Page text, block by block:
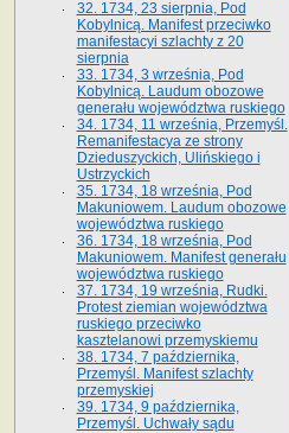
32. 1734, 23 sierpnia, Pod
Kobylnicą. Manifest przeciwko
manifestacyi szlachty z 20
sierpnia
33. 1734, 3 września, Pod
Kobylnicą. Laudum obozowe
generału województwa ruskiego
34. 1734, 11 września, Przemyśl.
Remanifestacya ze strony
Dzieduszyckich, Ulińskiego i
Ustrzyckich
35. 1734, 18 września, Pod
Makuniowem. Laudum obozowe
województwa ruskiego
36. 1734, 18 września, Pod
Makuniowem. Manifest generału
województwa ruskiego
37. 1734, 19 września, Rudki.
Protest ziemian województwa
ruskiego przeciwko
kasztelanowi przemyskiemu
38. 1734, 7 października,
Przemyśl. Manifest szlachty
przemyskiej
39. 1734, 9 października,
Przemyśl. Uchwały sądu